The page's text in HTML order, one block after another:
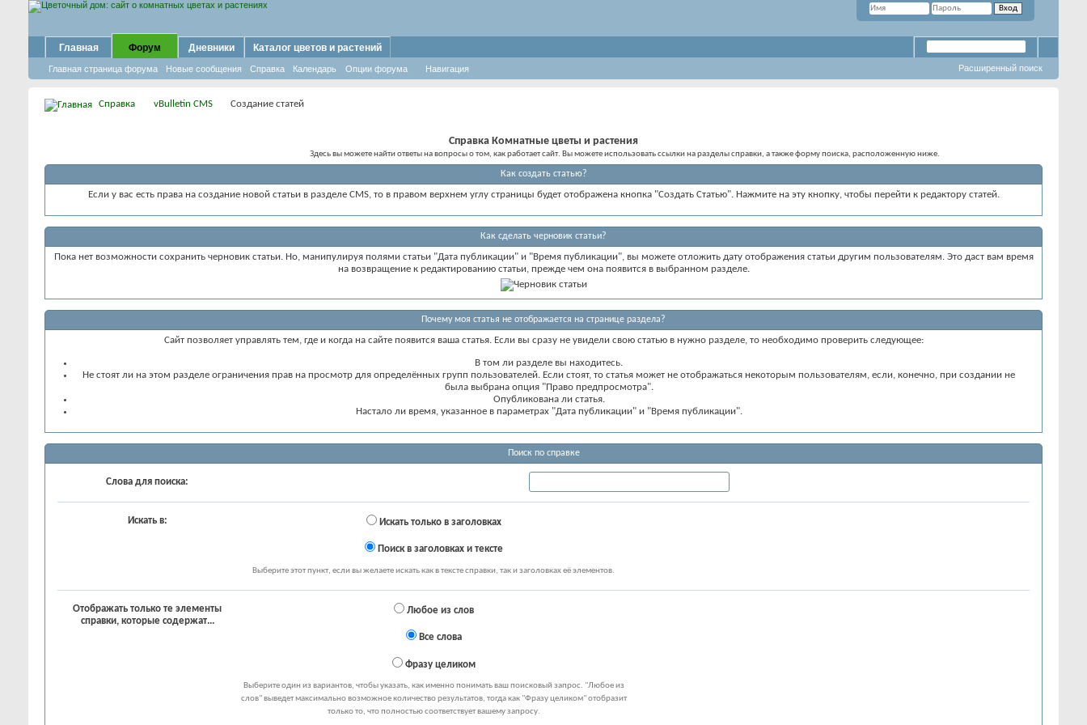
Главная Форум
Главная страница форума Новые сообщения Справка Календарь Опции форума Навигация
Дневники Каталог цветов и растений
Расширенный поиск
Справка vBulletin CMS Создание статей
Справка Комнатные цветы и растения
Здесь вы можете найти ответы на вопросы о том, как работает сайт. Вы можете использовать ссылки на разделы справки, а также форму поиска, расположенную ниже.
Как создать статью?
Если у вас есть права на создание новой статьи в разделе CMS, то в правом верхнем углу страницы будет отображена кнопка "Создать Статью". Нажмите на эту кнопку, чтобы перейти к редактору статей.
Как сделать черновик статьи?
Пока нет возможности сохранить черновик статьи. Но, манипулируя полями статьи "Дата публикации" и "Время публикации", вы можете отложить дату отображения статьи другим пользователям. Это даст вам время
на возвращение к редактированию статьи, прежде чем она появится в выбранном разделе.
Почему моя статья не отображается на странице раздела?
Сайт позволяет управлять тем, где и когда на сайте появится ваша статья. Если вы сразу не увидели свою статью в нужно разделе, то необходимо проверить следующее:
В том ли разделе вы находитесь.
Не стоят ли на этом разделе ограничения прав на просмотр для определённых групп пользователей. Если стоят, то статья может не отображаться некоторым пользователям, если, конечно, при создании не
была выбрана опция "Право предпросмотра".
Опубликована ли статья.
Настало ли время, указанное в параметрах "Дата публикации" и "Время публикации".
Поиск по справке
Слова для поиска:
Искать в: Искать только в заголовках
Поиск в заголовках и тексте
Выберите этот пункт, если вы желаете искать как в тексте справки, так и заголовках её элементов.
Отображать только те элементы
справки, которые содержат...
Любое из слов
Все слова
Фразу целиком
Выберите один из вариантов, чтобы указать, как именно понимать ваш поисковый запрос. "Любое из
слов" выведет максимально возможное количество результатов, тогда как "Фразу целиком" отобразит
только то, что полностью соответствует вашему запросу.